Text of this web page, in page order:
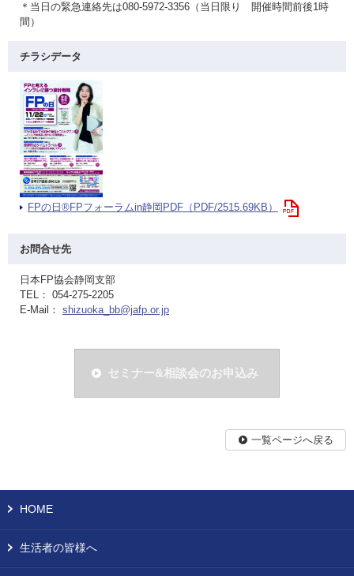
＊当日の緊急連絡先は080-5972-3356（当日限り 開催時間前後1時
間）
チラシデータ
FPの日®FPフォーラムin静岡PDF（PDF/2515.69KB）
お問合せ先
日本FP協会静岡支部
TEL： 054-275-2205
E-Mail： shizuoka_bb@jafp.or.jp
セミナー&相談会のお申込み
一覧ページへ戻る
HOME
生活者の皆様へ